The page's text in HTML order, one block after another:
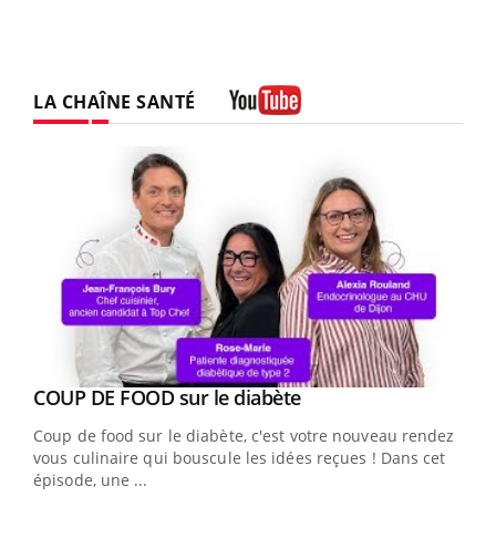
LA CHAÎNE SANTÉ
Youtube
COUP DE FOOD sur le diabèteYoutube
Coup de food sur le diabète, c'est votre nouveau rendez-
vous culinaire qui bouscule les idées reçues ! Dans cet
épisode, une ...